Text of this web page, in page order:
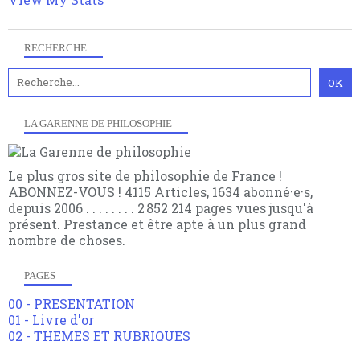
RECHERCHE
LA GARENNE DE PHILOSOPHIE
Le plus gros site de philosophie de France !
ABONNEZ-VOUS ! 4115 Articles, 1634 abonné·e·s,
depuis 2006 . . . . . . . . 2 852 214 pages vues jusqu'à
présent. Prestance et être apte à un plus grand
nombre de choses.
PAGES
00 - PRESENTATION
01 - Livre d'or
02 - THEMES ET RUBRIQUES